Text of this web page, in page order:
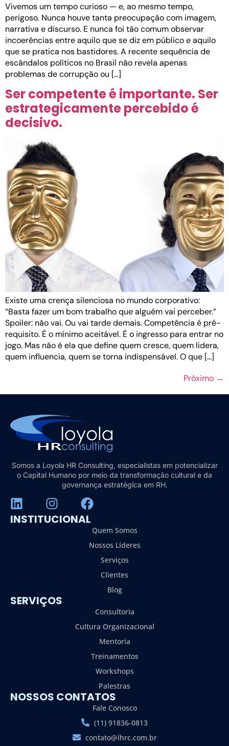
Vivemos um tempo curioso — e, ao mesmo tempo,
perigoso. Nunca houve tanta preocupação com imagem,
narrativa e discurso. E nunca foi tão comum observar
incoerências entre aquilo que se diz em público e aquilo
que se pratica nos bastidores. A recente sequência de
escândalos políticos no Brasil não revela apenas
problemas de corrupção ou […]
Ser competente é importante. Ser
estrategicamente percebido é
decisivo.
Existe uma crença silenciosa no mundo corporativo:
“Basta fazer um bom trabalho que alguém vai perceber.”
Spoiler: não vai. Ou vai tarde demais. Competência é pré-
requisito. É o mínimo aceitável. É o ingresso para entrar no
jogo. Mas não é ela que define quem cresce, quem lidera,
quem influencia, quem se torna indispensável. O que […]
Próximo →
Somos a Loyola HR Consulting, especialistas em potencializar
o Capital Humano por meio da transformação cultural e da
governança estratégica em RH.
INSTITUCIONAL
Quem Somos
Nossos Líderes
Serviços
Clientes
Blog
SERVIÇOS
Consultoria
Cultura Organizacional
Mentoria
Treinamentos
Workshops
Palestras
NOSSOS CONTATOS
Fale Conosco
(11) 91836-0813
contato@lhrc.com.br